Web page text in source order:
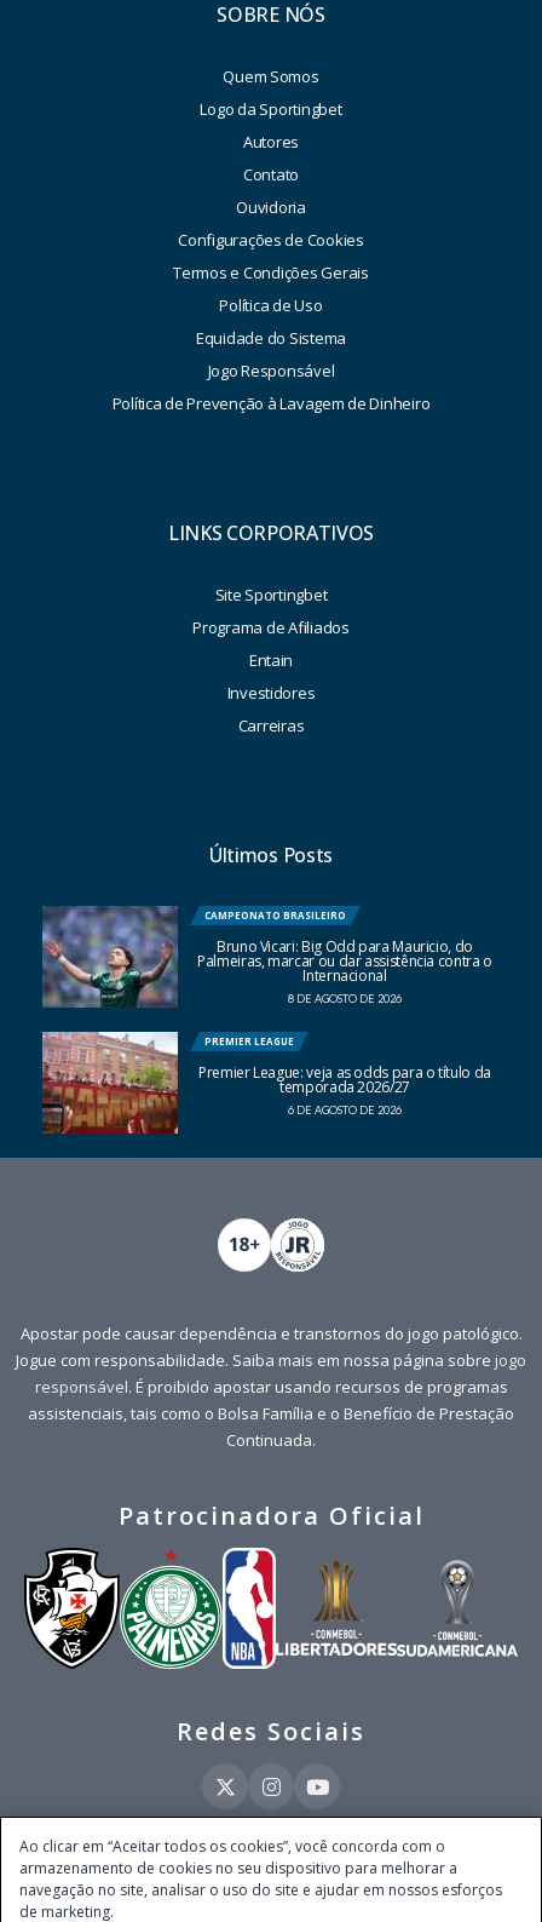
SOBRE NÓS
Quem Somos
Logo da Sportingbet
Autores
Contato
Ouvidoria
Configurações de Cookies
Termos e Condições Gerais
Política de Uso
Equidade do Sistema
Jogo Responsável
Política de Prevenção à Lavagem de Dinheiro
LINKS CORPORATIVOS
Site Sportingbet
Programa de Afiliados
Entain
Investidores
Carreiras
Últimos Posts
CAMPEONATO BRASILEIRO
Bruno Vicari: Big Odd para Mauricio, do
Palmeiras, marcar ou dar assistência contra o
Internacional
8 DE AGOSTO DE 2026
PREMIER LEAGUE
Premier League: veja as odds para o título da
temporada 2026/27
6 DE AGOSTO DE 2026
Apostar pode causar dependência e transtornos do jogo patológico.
Jogue com responsabilidade. Saiba mais em nossa página sobre jogo
responsável. É proibido apostar usando recursos de programas
assistenciais, tais como o Bolsa Família e o Benefício de Prestação
Continuada.
Patrocinadora Oficial
Redes Sociais
Este site é operado pela Ventmear Brasil LTDA (CNPJ 52.868.380/0001-84), com
endereço na Avenida Brigadeiro Faria Lima, nº 4.055, 3º andar, Itaim Bibi, no
Município de São Paulo, Estado de São Paulo, CEP 04538-133, Brasil - empresa
Ao clicar em “Aceitar todos os cookies”, você concorda com o
armazenamento de cookies no seu dispositivo para melhorar a
navegação no site, analisar o uso do site e ajudar em nossos esforços
de marketing.